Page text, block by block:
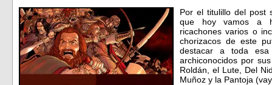
Por el titulillo del post
que hoy vamos a
ricachones varios o
chorizacos de este
destacar a toda
archiconocidos por
Roldán, el Lute, Del
Muñoz y la Pantoja